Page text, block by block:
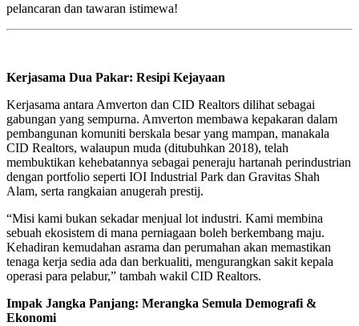
pelancaran dan tawaran istimewa!
Kerjasama Dua Pakar: Resipi Kejayaan
Kerjasama antara Amverton dan CID Realtors dilihat sebagai
gabungan yang sempurna. Amverton membawa kepakaran dalam
pembangunan komuniti berskala besar yang mampan, manakala
CID Realtors, walaupun muda (ditubuhkan 2018), telah
membuktikan kehebatannya sebagai peneraju hartanah perindustrian
dengan portfolio seperti IOI Industrial Park dan Gravitas Shah
Alam, serta rangkaian anugerah prestij.
“Misi kami bukan sekadar menjual lot industri. Kami membina
sebuah ekosistem di mana perniagaan boleh berkembang maju.
Kehadiran kemudahan asrama dan perumahan akan memastikan
tenaga kerja sedia ada dan berkualiti, mengurangkan sakit kepala
operasi para pelabur,” tambah wakil CID Realtors.
Impak Jangka Panjang: Merangka Semula Demografi &
Ekonomi